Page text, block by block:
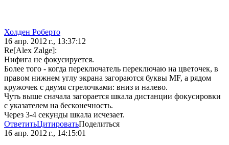
Холден Роберто
16 апр. 2012 г., 13:37:12
Re[Alex Zalge]:
Нифига не фокусируется.
Более того - когда переключатель переключаю на цветочек, в
правом нижнем углу экрана загораются буквы MF, а рядом
кружочек с двумя стрелочками: вниз и налево.
Чуть выше сначала загорается шкала дистанции фокусировки
с указателем на бесконечность.
Через 3-4 секунды шкала исчезает.
ОтветитьЦитироватьПоделиться
16 апр. 2012 г., 14:15:01